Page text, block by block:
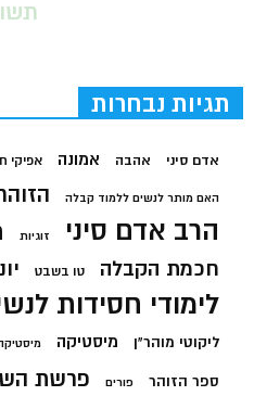
תגיות נבחרות
אדם סיני אהבה אמונה אפיקי
האם מותר לנשים ללמוד קבלה
הרב אדם סיני זוגיות
חכמת הקבלה טו בשבט
לימודי חסידות
ליקוטי מוהר"ן מיסטיקה
ספר הזוהר פורים פרשת